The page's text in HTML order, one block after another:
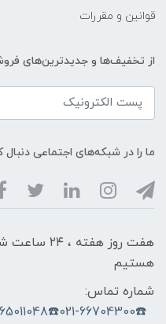
قوانین و مقررات
از تخفیف‌ها و جدیدترین‌های
ما را در شبکه‌های اجتماعی دنبال
هفت روز
هستیم
شماره تماس:
☎️021-66704300☎️021-65011048📱09122903930